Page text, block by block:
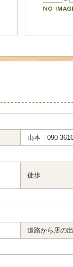
山本 090-
徒歩
道路から店の